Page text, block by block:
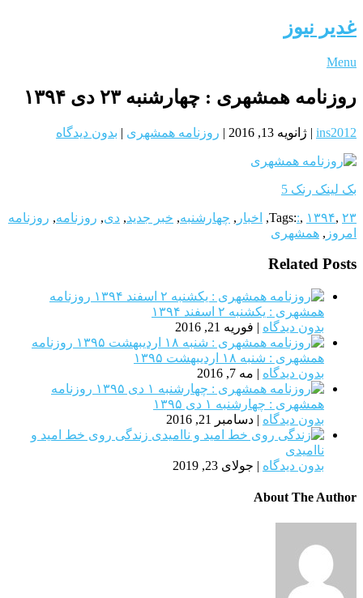
غدیر نیوز
Menu
روزنامه همشهری : چهارشنبه ۲۳ دی ۱۳۹۴
ins2012
| ژانویه 13, 2016 | روزنامه همشهری | بدون دیدگاه
بک لینک رنک 5
Tags::, ۱۳۹۴, ۲۳ , اخبار , چهارشنبه, خبر جدید, دی, روزنامه, روزنامه
امروز , همشهری
Related Posts
روزنامه
همشهری : یکشنبه‌ ۲ اسفند ۱۳۹۴
بدون دیدگاه | فوریه 21, 2016
روزنامه
همشهری : شنبه ۱۸ ارديبهشت ۱۳۹۵
بدون دیدگاه | مه 7, 2016
روزنامه
همشهری : چهارشنبه ۱ دی ۱۳۹۵
بدون دیدگاه | دسامبر 21, 2016
زندگی روی خط امید و
ناامیدی
بدون دیدگاه | جولای 23, 2019
About The Author